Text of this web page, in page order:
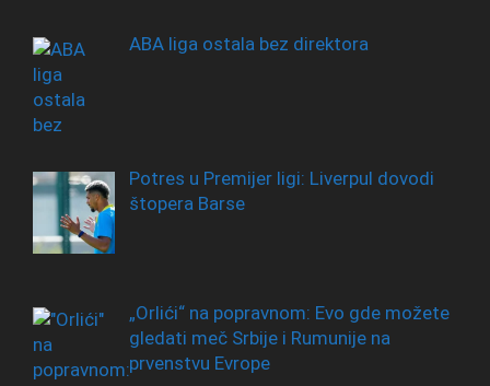
ABA liga ostala bez direktora
Potres u Premijer ligi: Liverpul dovodi
štopera Barse
„Orlići“ na popravnom: Evo gde možete
gledati meč Srbije i Rumunije na
prvenstvu Evrope